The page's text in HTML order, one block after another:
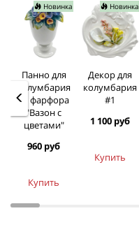
Новинка
Панно для
колумбария
из фарфора
"Вазон с
цветами"
960 руб
Купить
Новинка
Декор для
колумбария
#1
1 100 руб
Купить